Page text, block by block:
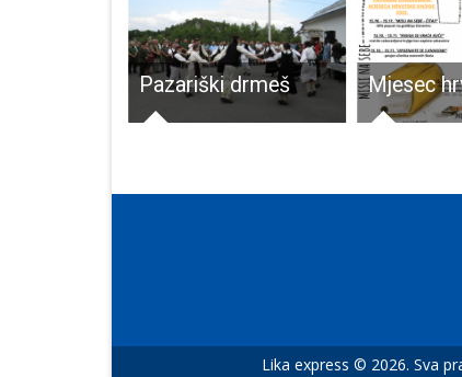
Pazariški drmeš
Lika express © 2026. Sva